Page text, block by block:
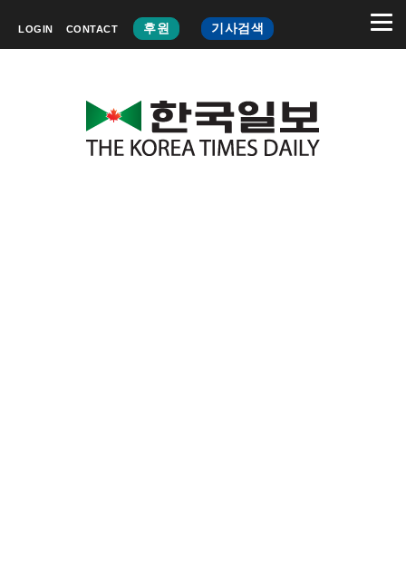
LOGIN CONTACT 후원 기사검색